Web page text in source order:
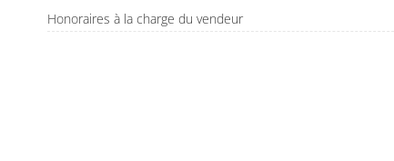
Honoraires à la charge du vendeur